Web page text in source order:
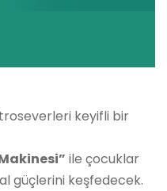
keyifli bir
ile çocuklar
güçlerini keşfedecek.